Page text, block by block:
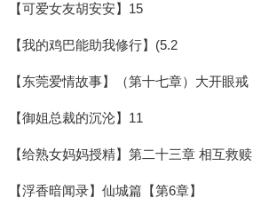
【可爱女友胡安安】15
【我的鸡巴能助我修行】(5.2
【东莞爱情故事】（第十七章）大开眼戒
【御姐总裁的沉沦】11
【给熟女妈妈授精】第二十三章 相互救赎
【浮香暗闻录】仙城篇【第6章】